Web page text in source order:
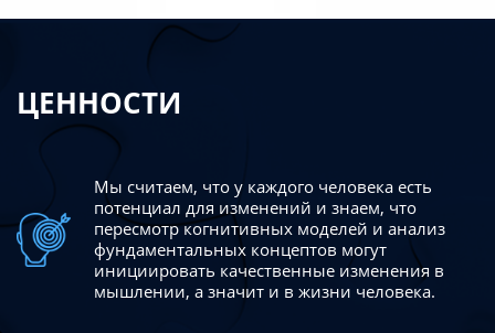
ЦЕННОСТИ
Мы считаем, что у каждого человека есть
потенциал для изменений и знаем, что
пересмотр когнитивных моделей и анализ
фундаментальных концептов могут
инициировать качественные изменения в
мышлении, а значит и в жизни человека.